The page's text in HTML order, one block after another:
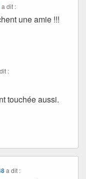
a dit :
une amie !!!
:
touchée aussi.
a dit :